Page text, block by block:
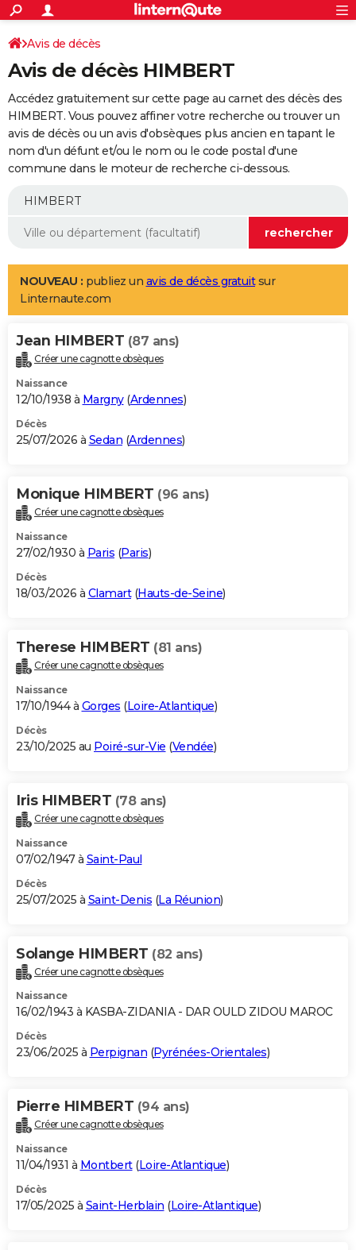
ACTUALITÉS
Politique
Société
Faits Divers
Education
Monde
Villes
+
SPORT
Coupe du monde 2026
Football
Tennis
Cyclisme
Rugby
Forum
Programme TV
TNT
Streaming
Cinéma
Sorties cinéma
Musique
+
FINANCE
Retraite
Epargne
Immobilier
Risques naturels par ville
Banque
Assurance
AUTO
Essais
Réserver un essai
Citadines
Berlines
SUV
Forum auto
+
Mobiles
Meilleur smartphone
Internet
Ordinateurs
Jeux vidéo
Guide high-tech
Aménagement intérieur
LIFESTYLE
Art de vivre
Bien-être
Loisirs
Mode
Modes de vie
Alimentation
Guide de la santé
Maladies
Médicaments
Sommeil
VOYAGE
Destinations
City break
Voyage nature
Voyage de noces
Forum
Climat
+PHOTO
GUIDES D'ACHAT
BONS PLANS
Carte de Noël
Carte Bonne année
Carte Saint-Valentin
Carte Pâques
Carte d'anniversaire
DICTIONNAIRE
Dictionnaire
Biographies
Citations
Expressions
Proverbes
PROGRAMME TV
S'inscrire
Se connecter
Lycées
Collèges
Primaires
Universités
Entreprises
Service militaire
Avis de recherche
AVIS DE DÉCÈS
Bricolage
Lifestyle
Culture
Sport
Auto
Television
Voyage
Cinema
Avis de décès
Avis de décès HIMBERT
Accédez gratuitement sur cette page au carnet des décès des
HIMBERT. Vous pouvez affiner votre recherche ou trouver un
avis de décès ou un avis d'obsèques plus ancien en tapant le
nom d'un défunt et/ou le nom ou le code postal d'une
commune dans le moteur de recherche ci-dessous.
NOUVEAU : publiez un avis de décès gratuitsur
Linternaute.com
Jean HIMBERT (87 ans)
Créer une cagnotte obsèques
Naissance
12/10/1938 à Margny(Ardennes)
Décès
25/07/2026 à Sedan (Ardennes)
Monique HIMBERT (96 ans)
Créer une cagnotte obsèques
Naissance
27/02/1930 à Paris (Paris)
Décès
18/03/2026 à Clamart(Hauts-de-Seine)
Therese HIMBERT (81 ans)
Créer une cagnotte obsèques
Naissance
17/10/1944 à Gorges (Loire-Atlantique)
Décès
23/10/2025 au Poiré-sur-Vie (Vendée)
Iris HIMBERT (78 ans)
Créer une cagnotte obsèques
Naissance
07/02/1947 à Saint-Paul
Décès
25/07/2025 à Saint-Denis (La Réunion)
Solange HIMBERT (82 ans)
Créer une cagnotte obsèques
Naissance
16/02/1943 à KASBA-ZIDANIA - DAR OULD ZIDOU MAROC
Décès
23/06/2025 à Perpignan (Pyrénées-Orientales)
Pierre HIMBERT (94 ans)
Créer une cagnotte obsèques
Naissance
11/04/1931 à Montbert(Loire-Atlantique)
Décès
17/05/2025 à Saint-Herblain (Loire-Atlantique)